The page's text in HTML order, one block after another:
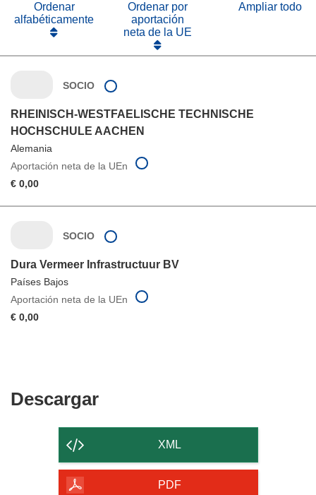
Ordenar
alfabéticamente
Ordenar por
aportación
neta de la UE
Ampliar todo
SOCIO
RHEINISCH-WESTFAELISCHE TECHNISCHE
HOCHSCHULE AACHEN
Alemania
Aportación neta de la UEn
€ 0,00
SOCIO
Dura Vermeer Infrastructuur BV
Países Bajos
Aportación neta de la UEn
€ 0,00
DescargarDescargar
contenido
de
XML
PDF